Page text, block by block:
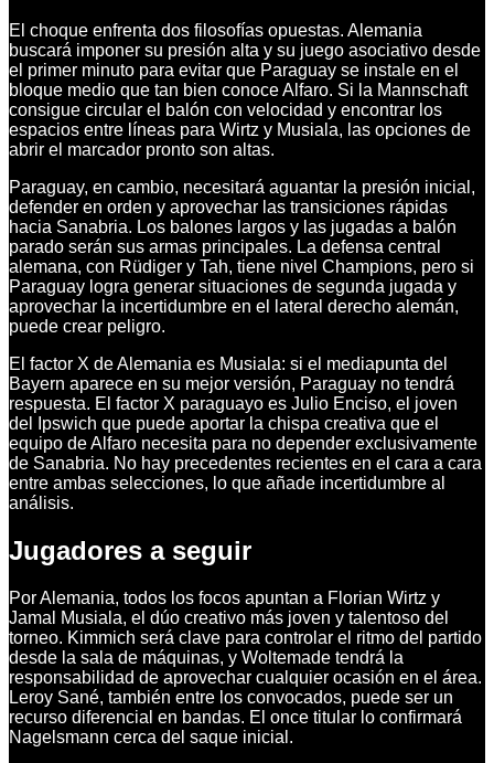
El choque enfrenta dos filosofías opuestas. Alemania
buscará imponer su presión alta y su juego asociativo desde
el primer minuto para evitar que Paraguay se instale en el
bloque medio que tan bien conoce Alfaro. Si la Mannschaft
consigue circular el balón con velocidad y encontrar los
espacios entre líneas para Wirtz y Musiala, las opciones de
abrir el marcador pronto son altas.
Paraguay, en cambio, necesitará aguantar la presión inicial,
defender en orden y aprovechar las transiciones rápidas
hacia Sanabria. Los balones largos y las jugadas a balón
parado serán sus armas principales. La defensa central
alemana, con Rüdiger y Tah, tiene nivel Champions, pero si
Paraguay logra generar situaciones de segunda jugada y
aprovechar la incertidumbre en el lateral derecho alemán,
puede crear peligro.
El factor X de Alemania es Musiala: si el mediapunta del
Bayern aparece en su mejor versión, Paraguay no tendrá
respuesta. El factor X paraguayo es Julio Enciso, el joven
del Ipswich que puede aportar la chispa creativa que el
equipo de Alfaro necesita para no depender exclusivamente
de Sanabria. No hay precedentes recientes en el cara a cara
entre ambas selecciones, lo que añade incertidumbre al
análisis.
Jugadores a seguir
Por Alemania, todos los focos apuntan a Florian Wirtz y
Jamal Musiala, el dúo creativo más joven y talentoso del
torneo. Kimmich será clave para controlar el ritmo del partido
desde la sala de máquinas, y Woltemade tendrá la
responsabilidad de aprovechar cualquier ocasión en el área.
Leroy Sané, también entre los convocados, puede ser un
recurso diferencial en bandas. El once titular lo confirmará
Nagelsmann cerca del saque inicial.